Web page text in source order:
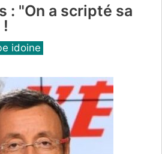
: "On a scripté sa
idoine